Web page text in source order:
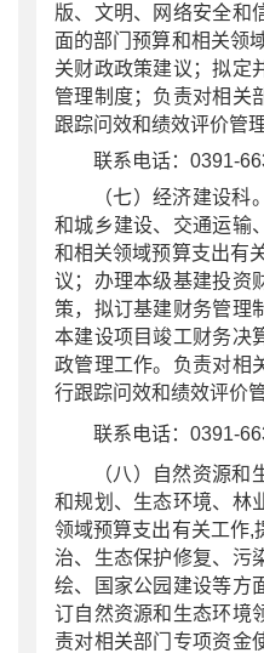
版、文明、网络安全和
面的部门预算和相关领
关财政政策建议；拟定
管理制度；负责对相关
跟踪问效和绩效评价管理
联系电话：0391-
（七）经济建设科
和城乡建设、交通运输
和相关领域预算支出有
议；办理本级基建投资
策，拟订基建财务管理
本建设项目竣工财务决
政管理工作。负责对相
行跟踪问效和绩效评价管
联系电话：0391-
（八）自然资源和
和规划、生态环境、林
领域预算支出有关工作,
治、生态保护修复、污
绘、国家公园建设等方
订自然资源和生态环境
责对相关部门专项资金